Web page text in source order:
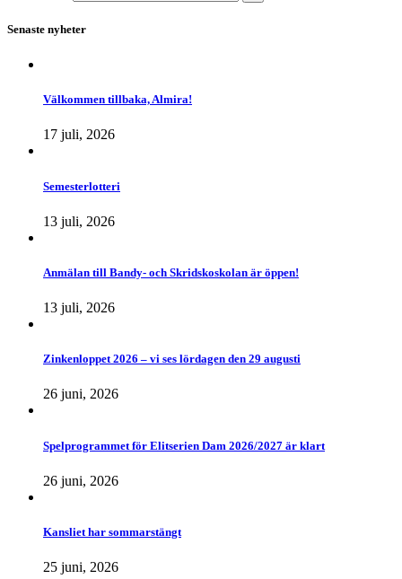
Senaste nyheter
Välkommen tillbaka, Almira!
17 juli, 2026
Semesterlotteri
13 juli, 2026
Anmälan till Bandy- och Skridskoskolan är öppen!
13 juli, 2026
Zinkenloppet 2026 – vi ses lördagen den 29 augusti
26 juni, 2026
Spelprogrammet för Elitserien Dam 2026/2027 är klart
26 juni, 2026
Kansliet har sommarstängt
25 juni, 2026